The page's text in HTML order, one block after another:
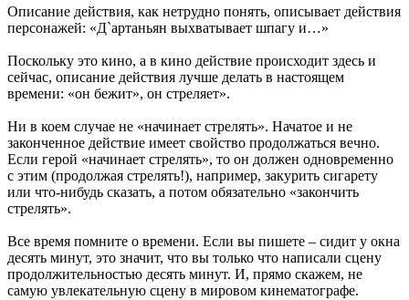
Описание действия, как нетрудно понять, описывает действия
персонажей: «Д`артаньян выхватывает шпагу и…»
Поскольку это кино, а в кино действие происходит здесь и
сейчас, описание действия лучше делать в настоящем
времени: «он бежит», он стреляет».
Ни в коем случае не «начинает стрелять». Начатое и не
законченное действие имеет свойство продолжаться вечно.
Если герой «начинает стрелять», то он должен одновременно
с этим (продолжая стрелять!), например, закурить сигарету
или что-нибудь сказать, а потом обязательно «закончить
стрелять».
Все время помните о времени. Если вы пишете – сидит у окна
десять минут, это значит, что вы только что написали сцену
продолжительностью десять минут. И, прямо скажем, не
самую увлекательную сцену в мировом кинематографе.